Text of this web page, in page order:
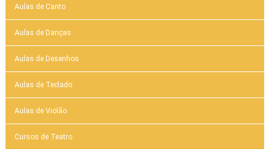
Aulas de Canto
Aulas de Danças
Aulas de Desenhos
Aulas de Teclado
Aulas de Violão
Cursos de Teatro